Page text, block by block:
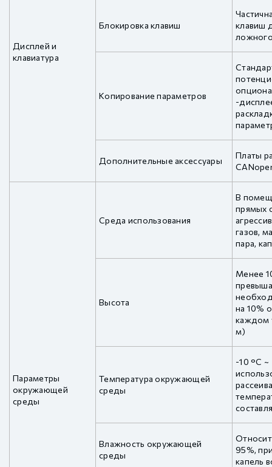
Дисплей и
клавиатура
Блокировка клавиш
клавиш
Копирование параметров
-
Дополнительные аксессуары
Платы
Параметры
окружающей
среды
Среда использования
В
прямых
газов,
пара,
Высота
Менее
на 10%
каждом
м)
Температура окружающей
среды
-10 °C ~
Влажность окружающей
среды
95%,
капель